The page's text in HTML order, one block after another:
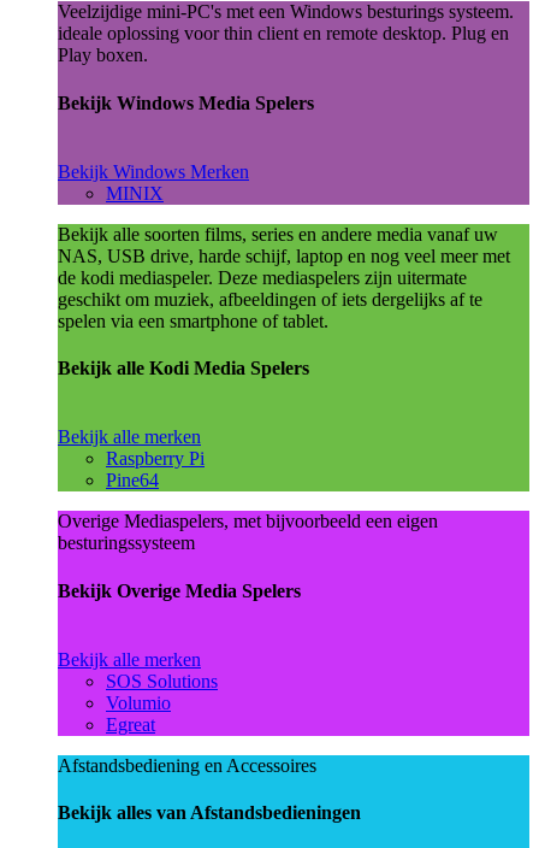
Veelzijdige mini-PC's met een Windows besturings systeem.
ideale oplossing voor thin client en remote desktop. Plug en
Play boxen.
Bekijk Windows Media Spelers
Bekijk Windows Merken
MINIX
Bekijk alle soorten films, series en andere media vanaf uw
NAS, USB drive, harde schijf, laptop en nog veel meer met
de kodi mediaspeler. Deze mediaspelers zijn uitermate
geschikt om muziek, afbeeldingen of iets dergelijks af te
spelen via een smartphone of tablet.
Bekijk alle Kodi Media Spelers
Bekijk alle merken
Raspberry Pi
Pine64
Overige Mediaspelers, met bijvoorbeeld een eigen
besturingssysteem
Bekijk Overige Media Spelers
Bekijk alle merken
SOS Solutions
Volumio
Egreat
Afstandsbediening en Accessoires
Bekijk alles van Afstandsbedieningen